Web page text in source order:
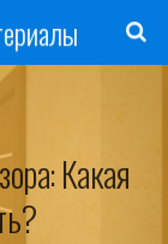
Какая